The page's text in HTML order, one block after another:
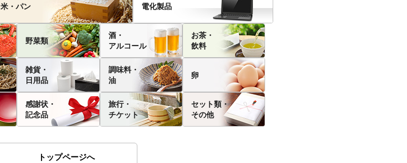
米・パン 電化製品
野菜類
酒・
アルコール
お茶・
飲料
雑貨・
日用品
調味料・
油
卵
感謝状・
記念品
旅行・
チケット
セット類・
その他
トップページへ